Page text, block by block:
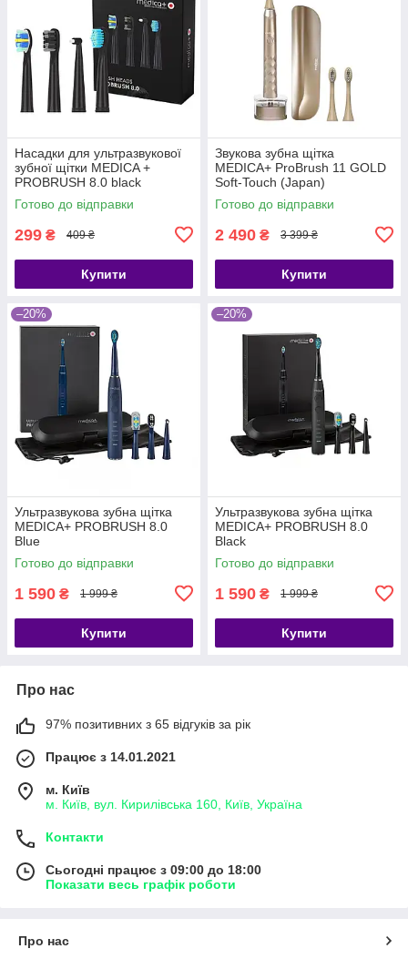
Насадки для ультразвукової
зубної щітки MEDICA +
PROBRUSH 8.0 black
Готово до відправки
299 ₴ 409 ₴
Купити
Звукова зубна щітка
MEDICA+ ProBrush 11 GOLD
Soft-Touch (Japan)
Готово до відправки
2 490 ₴ 3 399 ₴
Купити
–20%
Ультразвукова зубна щітка
MEDICA+ PROBRUSH 8.0
Blue
Готово до відправки
1 590 ₴ 1 999 ₴
Купити
–20%
Ультразвукова зубна щітка
MEDICA+ PROBRUSH 8.0
Black
Готово до відправки
1 590 ₴ 1 999 ₴
Купити
Про нас
97% позитивних з 65 відгуків за рік
Працює з 14.01.2021
м. Київ
м. Київ, вул. Кирилівська 160, Київ, Україна
Контакти
Сьогодні працює з 09:00 до 18:00
Показати весь графік роботи
Про нас